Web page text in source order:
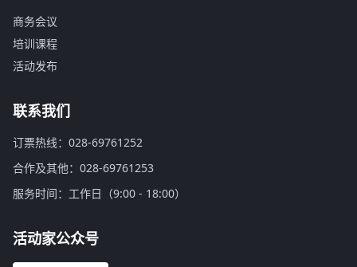
商务会议
培训课程
活动发布
联系我们
订票热线：028-69761252
合作及其他：028-69761253
服务时间：工作日（9:00 - 18:00）
活动家公众号